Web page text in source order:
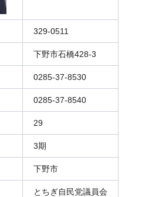
329-0511
下野市石橋428-3
0285-37-8530
0285-37-8540
29
3期
下野市
とちぎ自民党議員会